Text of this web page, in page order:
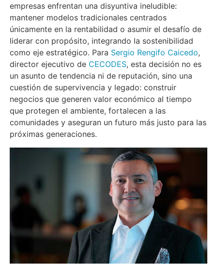
empresas enfrentan una disyuntiva ineludible:
mantener modelos tradicionales centrados
únicamente en la rentabilidad o asumir el desafío de
liderar con propósito, integrando la sostenibilidad
como eje estratégico. Para Sergio Rengifo Caicedo,
director ejecutivo de CECODES, esta decisión no es
un asunto de tendencia ni de reputación, sino una
cuestión de supervivencia y legado: construir
negocios que generen valor económico al tiempo
que protegen el ambiente, fortalecen a las
comunidades y aseguran un futuro más justo para las
próximas generaciones.